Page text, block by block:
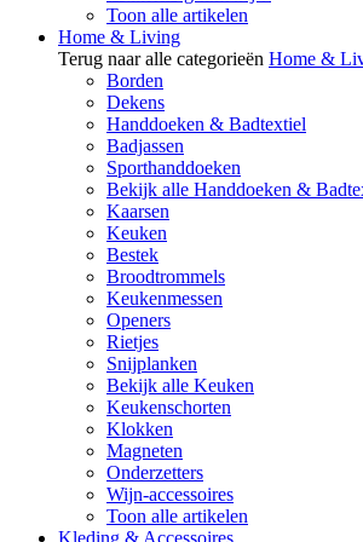
Toon alle artikelen
Home & Living
Terug naar alle categorieën Home &
Borden
Dekens
Handdoeken & Badtextiel
Badjassen
Sporthanddoeken
Bekijk alle Handdoeken &
Kaarsen
Keuken
Bestek
Broodtrommels
Keukenmessen
Openers
Rietjes
Snijplanken
Bekijk alle Keuken
Keukenschorten
Klokken
Magneten
Onderzetters
Wijn-accessoires
Toon alle artikelen
Kleding & Accessoires